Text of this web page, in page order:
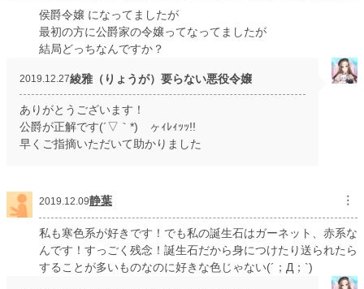
侯爵令嬢 になってましたが
最初の方に公爵家の令嬢ってなってましたが
結局どっちなんですか？
2019.12.27綾雅（りょうが）要らない悪役令嬢
ありがとうございます！
公爵が正解です(´▽｀*)ゞヶｨﾚｨｯｯ!!
早くご指摘いただいて助かりました
2019.12.09静葉 ︙
私も寒色系が好きです！でも私の誕生石はガーネット、赤系な
んです！すっごく残念！誕生石だから身につけたり送られたら
することが多いものなのに好きな色じゃない(´；Д；`)